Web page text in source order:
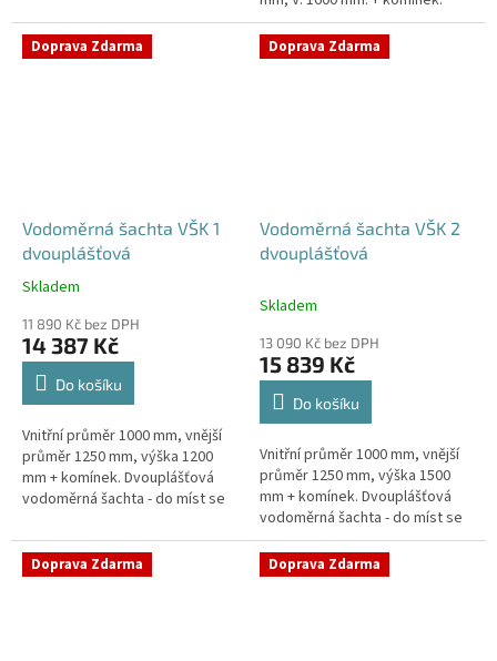
obetonování - pojízdná i pod...
Vodoměrná šachta k
obetonování - pojízdná i pod...
Doprava Zdarma
Vodoměrná šachta VŠK 1
dvouplášťová
Průměrné
produktu
je
4,8
hvězdiček.
Skladem
11 890 Kč bez DPH
14 387 Kč
Do košíku
Vnitřní průměr 1000 mm, vnější
průměr 1250 mm, výška 1200
mm + komínek. Dvouplášťová
vodoměrná šachta - do míst se
parkovací stáníStandardní...
Doprava Zdarma
Vodoměrná šachta VŠK 2
dvouplášťová
Skladem
13 090 Kč bez DPH
15 839 Kč
Do košíku
Vnitřní průměr 1000 mm, vnější
průměr 1250 mm, výška 1500
mm + komínek. Dvouplášťová
vodoměrná šachta - do míst se
spodní vodou, pojízdná i pod
parkovací stáníStandardní...
Doprava Zdarma Doprava Zdarma